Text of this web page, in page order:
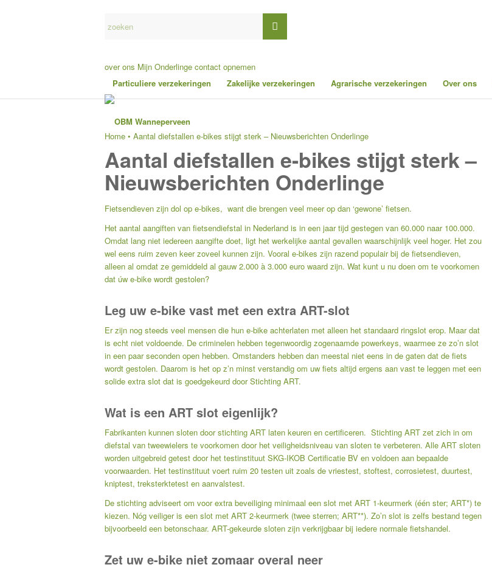
over ons Mijn Onderlinge contact opnemen
Particuliere verzekeringen
Zakelijke verzekeringen Agrarische verzekeringen Over ons
Home • Aantal diefstallen e-bikes stijgt sterk – Nieuwsberichten Onderlinge
Aantal diefstallen e-bikes stijgt sterk –
Nieuwsberichten Onderlinge
Fietsendieven zijn dol op e-bikes, want die brengen veel meer op dan ‘gewone’ fietsen.
Het aantal aangiften van fietsendiefstal in Nederland is in een jaar tijd gestegen van 60.000 naar 100.000.
Omdat lang niet iedereen aangifte doet, ligt het werkelijke aantal gevallen waarschijnlijk veel hoger. Het zou
wel eens ruim zeven keer zoveel kunnen zijn. Vooral e-bikes zijn razend populair bij de fietsendieven,
alleen al omdat ze gemiddeld al gauw 2.000 à 3.000 euro waard zijn. Wat kunt u nu doen om te voorkomen
dat úw e-bike wordt gestolen?
Leg uw e-bike vast met een extra ART-slot
Er zijn nog steeds veel mensen die hun e-bike achterlaten met alleen het standaard ringslot erop. Maar dat
is echt niet voldoende. De criminelen hebben tegenwoordig zogenaamde powerkeys, waarmee ze zo’n slot
in een paar seconden open hebben. Omstanders hebben dan meestal niet eens in de gaten dat de fiets
wordt gestolen. Daarom is het op z’n minst verstandig om uw fiets altijd ergens aan vast te leggen met een
solide extra slot dat is goedgekeurd door Stichting ART.
Wat is een ART slot eigenlijk?
Fabrikanten kunnen sloten door stichting ART laten keuren en certificeren. Stichting ART zet zich in om
diefstal van tweewielers te voorkomen door het veiligheidsniveau van sloten te verbeteren. Alle ART sloten
worden uitgebreid getest door het testinstituut SKG-IKOB Certificatie BV en voldoen aan bepaalde
voorwaarden. Het testinstituut voert ruim 20 testen uit zoals de vriestest, stoftest, corrosietest, duurtest,
kniptest, treksterktetest en aanvalstest.
De stichting adviseert om voor extra beveiliging minimaal een slot met ART 1-keurmerk (één ster; ART*) te
kiezen. Nóg veiliger is een slot met ART 2-keurmerk (twee sterren; ART**). Zo’n slot is zelfs bestand tegen
bijvoorbeeld een betonschaar. ART-gekeurde sloten zijn verkrijgbaar bij iedere normale fietshandel.
Zet uw e-bike niet zomaar overal neer